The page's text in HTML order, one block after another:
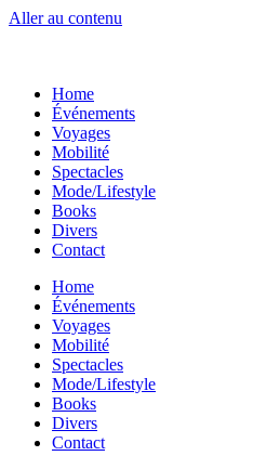
Aller au contenu
Home
Événements
Voyages
Mobilité
Spectacles
Mode/Lifestyle
Books
Divers
Contact
Home
Événements
Voyages
Mobilité
Spectacles
Mode/Lifestyle
Books
Divers
Contact